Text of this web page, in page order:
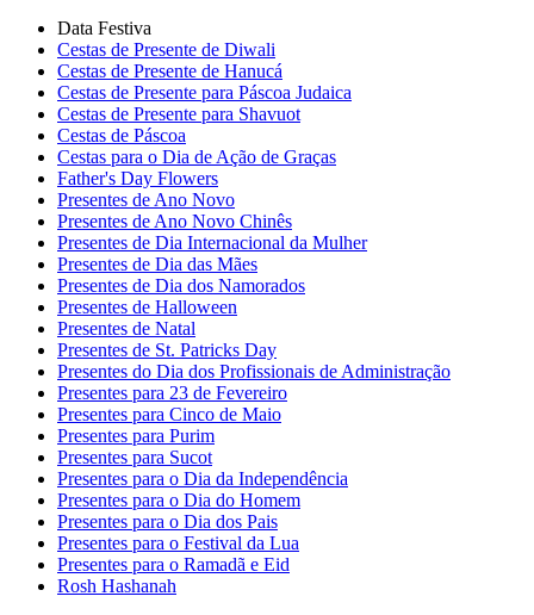
Data Festiva
Cestas de Presente de Diwali
Cestas de Presente de Hanucá
Cestas de Presente para Páscoa Judaica
Cestas de Presente para Shavuot
Cestas de Páscoa
Cestas para o Dia de Ação de Graças
Father's Day Flowers
Presentes de Ano Novo
Presentes de Ano Novo Chinês
Presentes de Dia Internacional da Mulher
Presentes de Dia das Mães
Presentes de Dia dos Namorados
Presentes de Halloween
Presentes de Natal
Presentes de St. Patricks Day
Presentes do Dia dos Profissionais de Administração
Presentes para 23 de Fevereiro
Presentes para Cinco de Maio
Presentes para Purim
Presentes para Sucot
Presentes para o Dia da Independência
Presentes para o Dia do Homem
Presentes para o Dia dos Pais
Presentes para o Festival da Lua
Presentes para o Ramadã e Eid
Rosh Hashanah